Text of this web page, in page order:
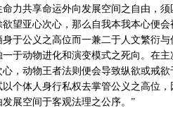
力共享命运外向发展空间之自由，
望亚心次心，那么自我本我本心便
于公义之高位而一兼二于人文繁衍
于动物进化和演变模式之死向。在
，动物王者法则便会导致纵欲或戒
个体人身行私权去掌管公义之高位
展空间于客观法理之公序。”